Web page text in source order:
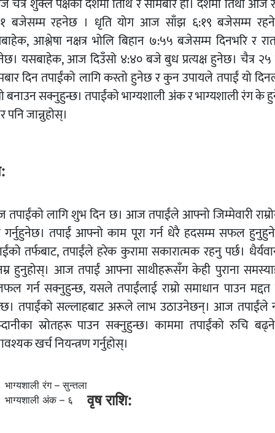
शुक्ल पक्षको दशमी तिथि र सोमबार हो। दशमी तिथी आज
बजेसम्म रहनेछ । धृति योग आज साँझ ६:१९ बजेसम्म
आश्लेषा नक्षत्र भोलि बिहान ७:५५ बजेसम्म दिनभरि र
यसबाहेक, आज दिउँसो ४:४० बजे बुध प्रत्यक्ष हुनेछ। चैत्र
दिन तपाईंको लागि कस्तो हुनेछ र कुन उपायले तपाईं यो
बनाउन सक्नुहुन्छ। तपाईंको भाग्यशाली अंक र भाग्यशाली रंग के
पनि जान्नुहोस्।
लागि शुभ दिन छ। आज तपाईंले आफ्नो जिम्मेवारी
गर्नुहुनेछ। तपाईं आफ्नो काम पूरा गर्न धेरै हदसम्म सफल
तर्फबाट, तपाईंले हरेक कुरामा सकारात्मक रहनु पर्छ।
हुनुहोस्। आज तपाईं आफ्ना साथीहरूसँग केही पुराना
गर्न सक्नुहुन्छ, यसले तपाईंलाई राम्रो समाधान पाउन मद्दत
तपाईंको सल्लाहबाट अरूले लाभ उठाउनेछन्। आज तपाईंले
स्रोतहरू पाउन सक्नुहुन्छ। काममा तपाईंको रुचि
खर्च नियन्त्रण गर्नुहोस्।
भाग्यशाली रंग – सुन्तला
भाग्यशाली अंक – ६
वृष राशि: